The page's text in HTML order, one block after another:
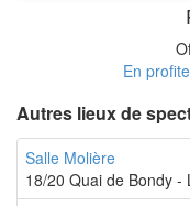
En
Autres lieux de
Salle Molière
18/20 Quai de Bondy -